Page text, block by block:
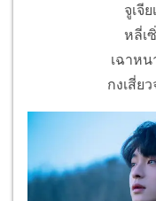
จูเจี
หลี่เ
เฉาหน
กงเสี่ย